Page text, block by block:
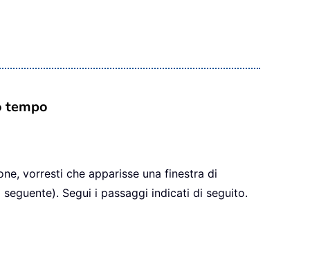
tempo
vorresti che apparisse una finestra di
Segui i passaggi indicati di seguito.